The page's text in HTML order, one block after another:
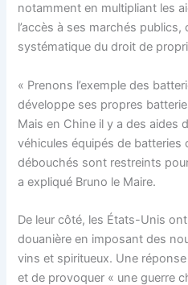
notamment en multipliant les
l’accès à ses marchés
systématique du droit de
« Prenons l’exemple des
développe ses propres
Mais en Chine il y a des aides
véhicules équipés de batteries
débouchés sont restreints
a expliqué Bruno le Maire.
De leur côté, les États-Unis
douanière en imposant des
vins et spiritueux. Une
et de provoquer « une guerre